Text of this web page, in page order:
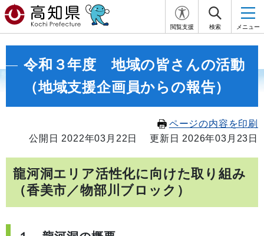
閲覧支援 検索 メニュー
令和３年度 地域の皆さんの活動
（地域支援企画員からの報告）
ページの内容を印刷
公開日 2022年03月22日
更新日 2026年03月23日
龍河洞エリア活性化に向けた取り組み
（香美市／物部川ブロック）